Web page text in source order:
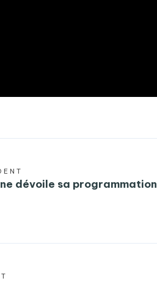
dévoile sa programmation